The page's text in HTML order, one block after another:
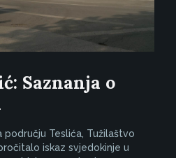
Saznanja o
području Teslića, Tužilaštvo
iskaz svjedokinje u